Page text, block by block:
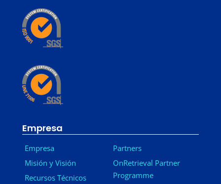
Empresa
Empresa
Misión y Visión
Recursos Técnicos
Partners
OnRetrieval Partner
Programme